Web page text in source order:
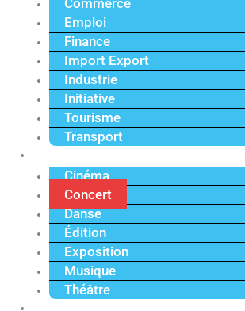
Commerce
Emploi
Finance
Import Export
Industrie
Initiative
Tourisme
Transport
Cinéma
Concert
Danse
Édition
Exposition
Musique
Théâtre